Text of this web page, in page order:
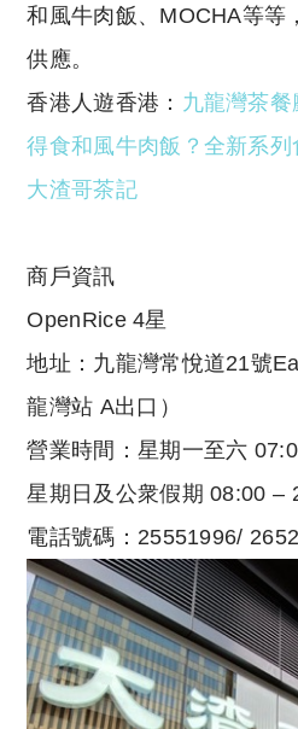
和風牛肉飯、MOCHA等等
供應。
香港人遊香港： 九龍灣茶
得食和風牛肉飯？全新系列
大渣哥茶記
商戶資訊
OpenRice 4星
地址：九龍灣常悅道21號
龍灣站 A出口）
營業時間：星期一至六
星期日及公衆假期 08:00 –
電話號碼：25551996/